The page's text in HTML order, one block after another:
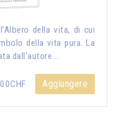
della vita, di cui
della vita pura. La
dall'autore …
Aggiungere